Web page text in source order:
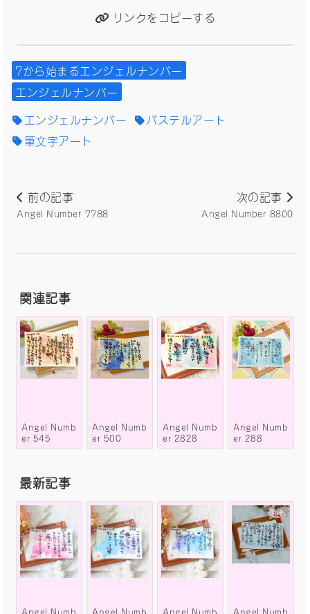
リンクをコピーする
7から始まるエンジェルナンバー
エンジェルナンバー
エンジェルナンバー
パステルアート
筆文字アート
前の記事
Angel Number 7788
次の記事
Angel Number 8800
関連記事
Angel Numb
er 545
Angel Numb
er 500
Angel Numb
er 2828
Angel Numb
er 288
最新記事
Angel Numb
Angel Numb
Angel Numb
Angel Numb